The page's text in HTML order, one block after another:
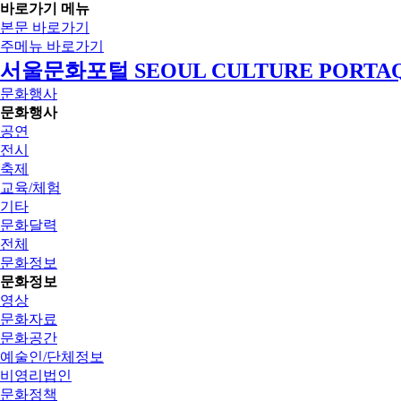
바로가기 메뉴
본문 바로가기
주메뉴 바로가기
서울문화포털 SEOUL CULTURE
문화행사
문화행사
공연
전시
축제
교육/체험
기타
문화달력
전체
문화정보
문화정보
영상
문화자료
문화공간
예술인/단체정보
비영리법인
문화정책